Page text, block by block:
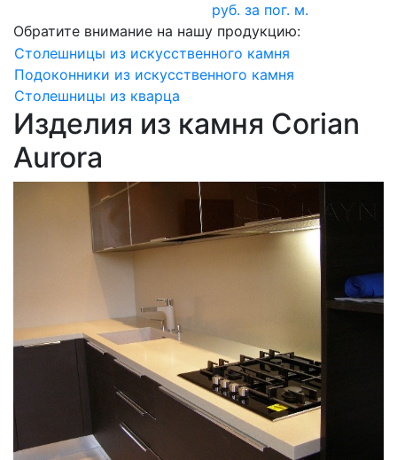
руб. за пог. м.
Обратите внимание на нашу продукцию:
Столешницы из искусственного камня
Подоконники из искусственного камня
Столешницы из кварца
Изделия из камня Corian
Aurora